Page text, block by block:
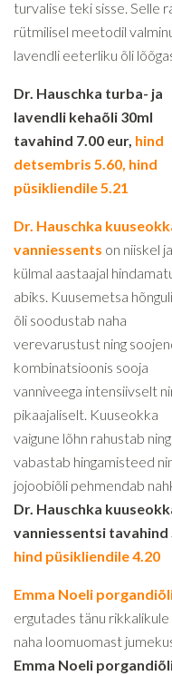
turvalise teki sisse. Selle
rütmilisel meetodil
lavendli eeterliku õli
Dr. Hauschka turba- ja
lavendli kehaõli 30ml
tavahind 7.00 eur, hind
detsembris 5.60, hind
püsikliendile 5.21
Dr. Hauschka
vanniessents on niiskel ja
külmal aastaajal
abiks. Kuusemetsa
õli soodustab naha
verevarustust ning
kombinatsioonis sooja
vanniveega intensiivselt
pikaajaliselt. Kuuseokka
vaigune lõhn rahustab ning
vabastab hingamisteed
jojoobiõli pehmendab
Dr. Hauschka
vanniessentsi tavahind
hind püsikliendile 4.20
Emma Noeli
ergutades tänu
naha loomuomast
Emma Noeli